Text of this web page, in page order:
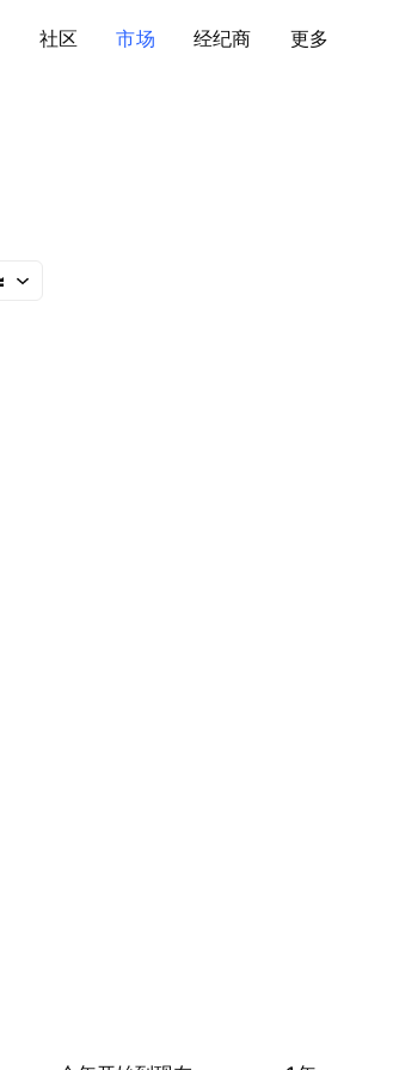
社区 市场 经纪商 更多